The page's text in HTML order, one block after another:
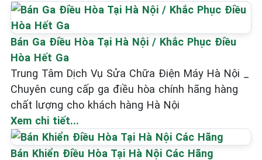
Bán Ga Điều Hòa Tại Hà Nội / Khắc Phục Điều
Hòa Hết Ga
Trung Tâm Dịch Vụ Sửa Chữa Điện Máy Hà Nội _
Chuyên cung cấp ga điều hòa chính hãng hàng
chất lượng cho khách hàng Hà Nội
Xem chi tiết...
Bán Khiển Điều Hòa Tại Hà Nội Các Hãng